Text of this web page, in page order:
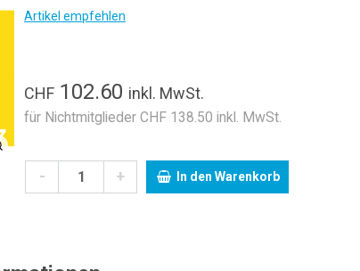
Artikel empfehlen
CHF 102.60 inkl. MwSt.
für Nichtmitglieder CHF 138.50 inkl. MwSt.
- + In den Warenkorb